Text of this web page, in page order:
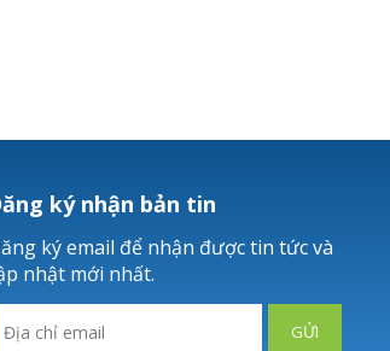
ký nhận bản tin
ký email để nhận được tin tức và
nhật mới nhất.
GỬI